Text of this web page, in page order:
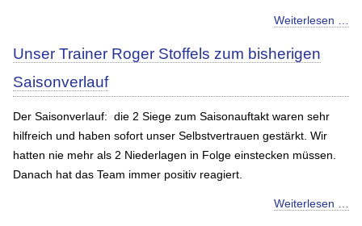
Weiterlesen …
Unser Trainer Roger Stoffels zum bisherigen
Saisonverlauf
Der Saisonverlauf: die 2 Siege zum Saisonauftakt waren sehr
hilfreich und haben sofort unser Selbstvertrauen gestärkt. Wir
hatten nie mehr als 2 Niederlagen in Folge einstecken müssen.
Danach hat das Team immer positiv reagiert.
Weiterlesen …